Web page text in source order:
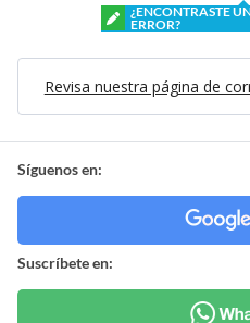
¿ENCONTRASTE
ERROR?
Revisa nuestra página de
Síguenos en:
Suscríbete en: